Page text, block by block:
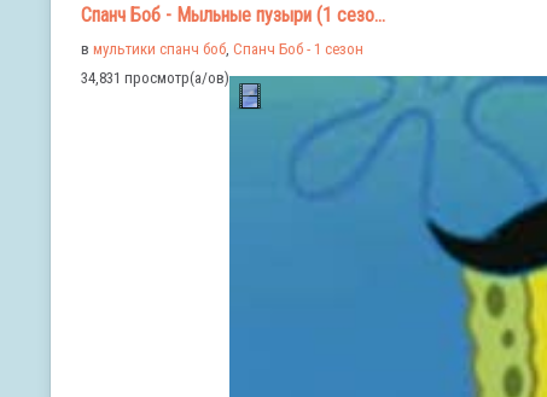
Спанч Боб - Мыльные пузыри (1 сезо...
в мультики спанч боб, Спанч Боб - 1 сезон
34,831 просмотр(а/ов)